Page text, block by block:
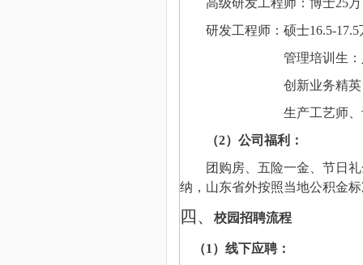
高级研发工程师：博士25万
研发工程师：硕士16.5-17.5
管理培训生：
创新业务精
生产工艺师
（2）公司 福利 ：
团购房、五险一金、节日
纳，山东省外按照当地公积金
四、 校园招聘流程
（1 ）线下应聘：